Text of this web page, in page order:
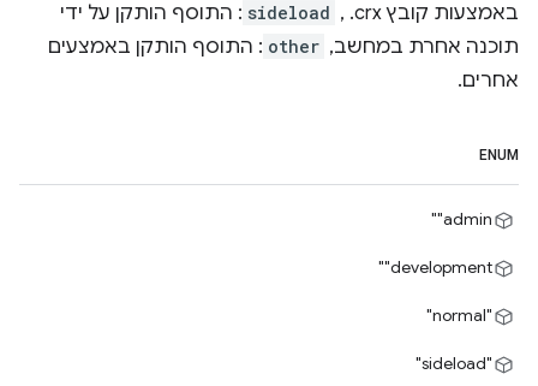
באמצעות קובץ ‎ .crx,
sideload : התוסף הותקן על ידי
תוכנה אחרת במחשב, other : התוסף הותקן באמצעים
אחרים.
ENUM
‎"admin"
‎"development"
"normal"
"sideload"